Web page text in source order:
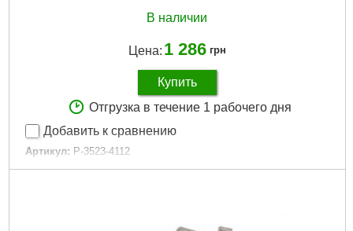
В наличии
Цена: 1 286 грн
Купить
Отгрузка в течение 1 рабочего дня
Добавить к сравнению
Артикул: P-3523-4112
Код товара: 23.63.08